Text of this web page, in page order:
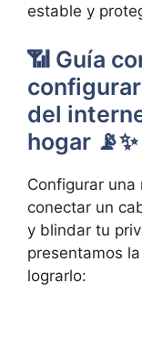
estable y
📶 Guía
del
hogar 📡✨
Configurar
conectar un
y blindar tu
presentamos
lograrlo: